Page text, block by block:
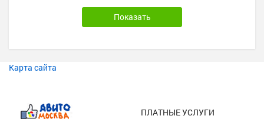
Карта сайта
ПЛАТНЫЕ УСЛУГИ